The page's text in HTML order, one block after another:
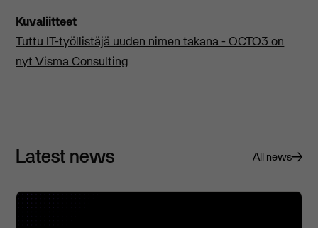
Kuvaliitteet
Tuttu IT-työllistäjä uuden nimen takana - OCTO3 on
nyt Visma Consulting
Latest news All news